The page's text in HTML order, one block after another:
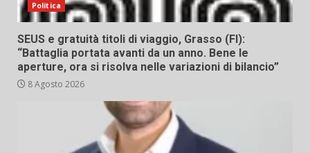
Politica
SEUS e gratuità titoli di viaggio, Grasso (FI):
“Battaglia portata avanti da un anno. Bene le
aperture, ora si risolva nelle variazioni di bilancio”
8 Agosto 2026